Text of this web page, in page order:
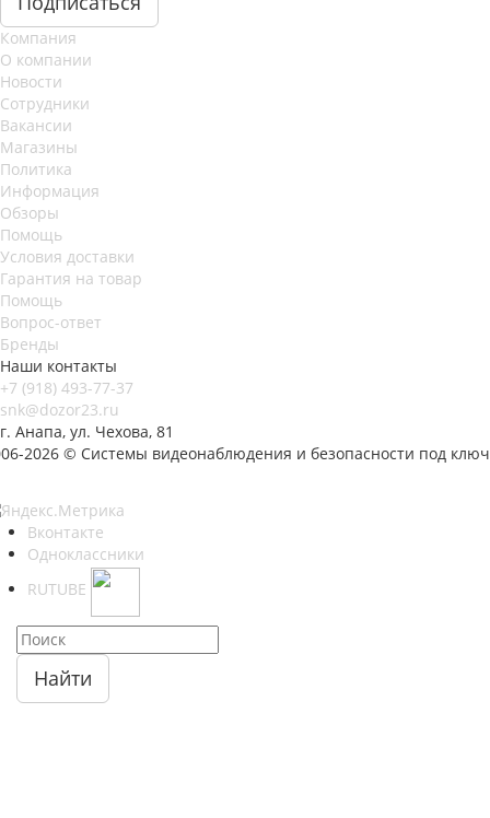
Компания
О компании
Новости
Сотрудники
Вакансии
Магазины
Политика
Информация
Обзоры
Помощь
Условия доставки
Гарантия на товар
Помощь
Вопрос-ответ
Бренды
Наши контакты
+7 (918) 493-77-37
snk@dozor23.ru
г. Анапа, ул. Чехова, 81
2026 © Системы видеонаблюдения и безопасности под ключ
Вконтакте
Одноклассники
RUTUBE
Найти